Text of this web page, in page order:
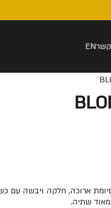
קשרEN
ארוכה, חלקה ויבשה עם
מאוד שתיה.